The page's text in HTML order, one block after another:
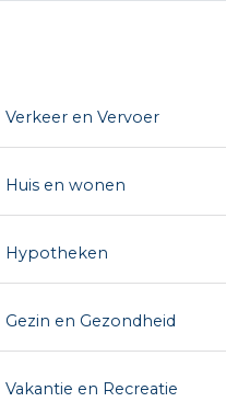
Verkeer en Vervoer
Huis en wonen
Hypotheken
Gezin en Gezondheid
Vakantie en Recreatie